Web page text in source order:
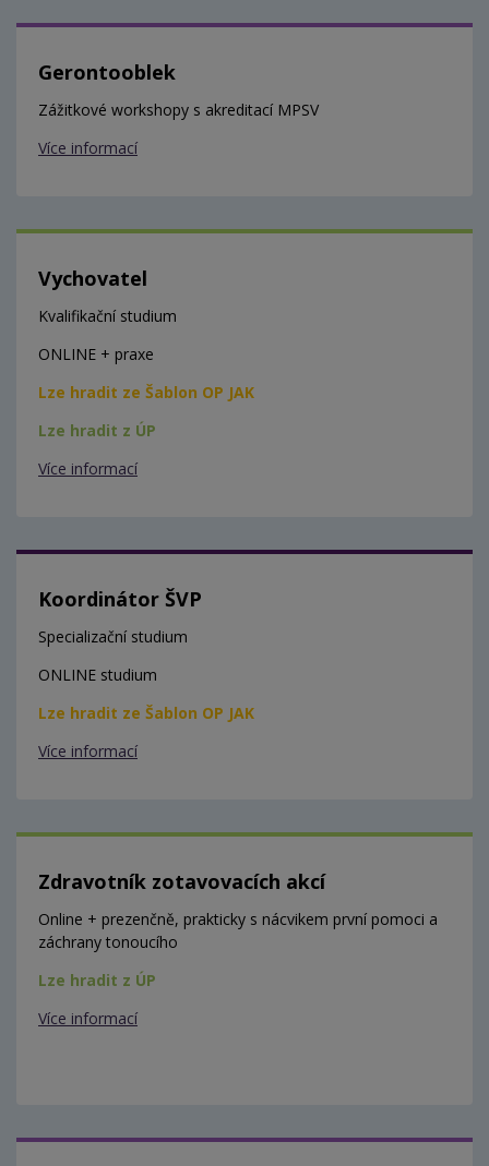
Gerontooblek
Zážitkové workshopy s akreditací MPSV
Více informací
Vychovatel
Kvalifikační studium
ONLINE + praxe
Lze hradit ze Šablon OP JAK
Lze hradit z ÚP
Více informací
Koordinátor ŠVP
Specializační studium
ONLINE studium
Lze hradit ze Šablon OP JAK
Více informací
Zdravotník zotavovacích akcí
Online + prezenčně, prakticky s nácvikem první pomoci a
záchrany tonoucího
Lze hradit z ÚP
Více informací